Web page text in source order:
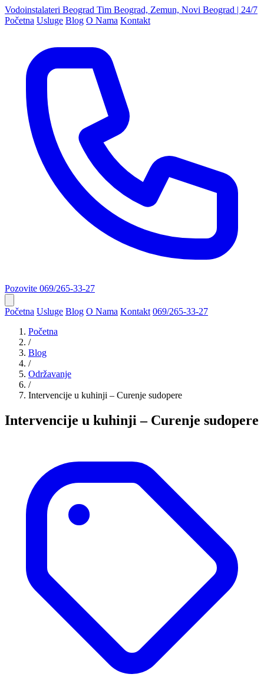
Vodoinstalateri Beograd Tim Beograd, Zemun, Novi Beograd | 24/7
Početna Usluge Blog O Nama Kontakt
Pozovite 069/265-33-27
Početna Usluge Blog O Nama Kontakt 069/265-33-27
Početna
/
Blog
/
Održavanje
/
Intervencije u kuhinji – Curenje sudopere
Intervencije u kuhinji – Curenje sudopere